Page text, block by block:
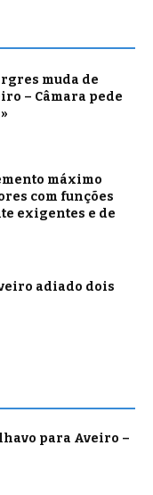
muda de
– Câmara pede
máximo
com funções
exigentes e de
adiado dois
para Aveiro –